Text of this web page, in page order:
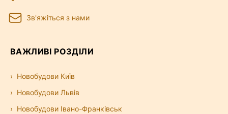
Зв'яжіться з нами
ВАЖЛИВІ РОЗДІЛИ
Новобудови Київ
Новобудови Львів
Новобудови Івано-Франківськ